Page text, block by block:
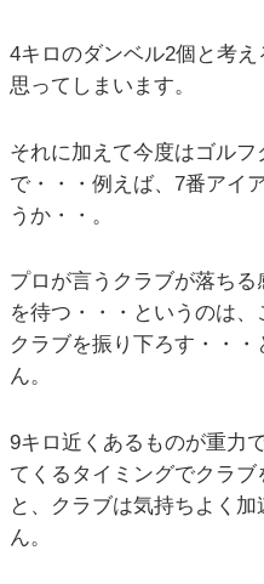
4キロのダンベル2個と考
思ってしまいます。
それに加えて今度はゴル
で・・・例えば、7番アイ
うか・・。
プロが言うクラブが落ち
を待つ・・・というのは
クラブを振り下ろす・・
ん。
9キロ近くあるものが重力
てくるタイミングでクラ
と、クラブは気持ちよく
ん。